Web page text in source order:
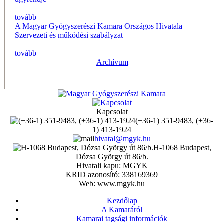
tovább
A Magyar Gyógyszerészi Kamara Országos Hivatala
Szervezeti és működési szabályzat
tovább
Archívum
Kapcsolat
(+36-1) 351-9483, (+36-
1) 413-1924
hivatal@mgyk.hu
H-1068 Budapest,
Dózsa György út 86/b.
Hivatali kapu: MGYK
KRID azonosító: 338169369
Web: www.mgyk.hu
Kezdőlap
A Kamaráról
Kamarai tagsági információk